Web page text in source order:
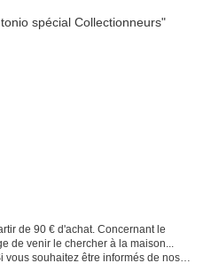
de 90 € d'achat. Concernant le
de venir le chercher à la maison...
souhaitez être informés de nos